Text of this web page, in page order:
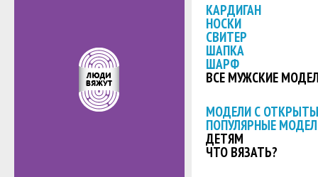
КАРДИГАН
НОСКИ
СВИТЕР
ШАПКА
ШАРФ
ВСЕ МУЖСКИЕ
МОДЕЛИ С
ПОПУЛЯРНЫЕ
ДЕТЯМ
ЧТО ВЯЗАТЬ?